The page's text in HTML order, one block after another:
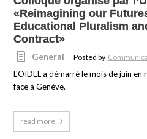
«Reimagining our
Educational Pluralism
Contract»
General Posted by
L'OIDEL a démarré le mois de juin
face à Genève.
read more